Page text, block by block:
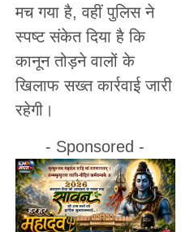
मच गया है, वहीं पुलिस ने
स्पष्ट संकेत दिया है कि
कानून तोड़ने वालों के
खिलाफ सख्त कार्रवाई जारी
रहेगी।
- Sponsored -